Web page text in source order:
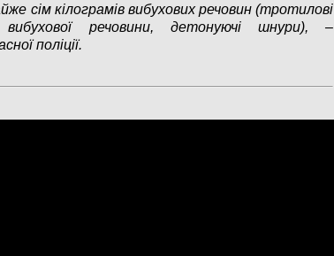
сім кілограмів вибухових речовин (тротилові
речовини, детонуючі шнури), –
поліції.